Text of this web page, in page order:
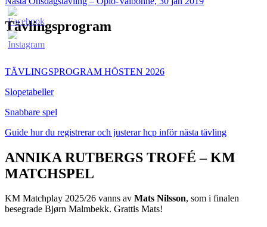
Tävlingsprogram
TÄVLINGSPROGRAM HÖSTEN 2026
Slopetabeller
Snabbare spel
Guide hur du registrerar och justerar hcp inför nästa tävling
ANNIKA RUTBERGS TROFÉ – KM
MATCHSPEL
KM Matchplay 2025/26 vanns av Mats Nilsson, som i finalen
besegrade Bjørn Malmbekk. Grattis Mats!